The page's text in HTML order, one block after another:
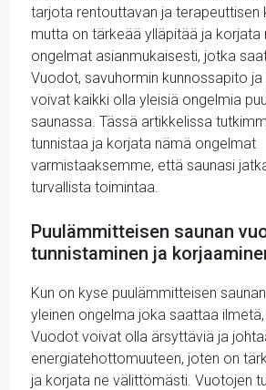
tarjota rentouttavan ja terapeuttisen
mutta on tärkeää ylläpitää ja korjata
ongelmat asianmukaisesti, jotka
Vuodot, savuhormin kunnossapito ja
voivat kaikki olla yleisiä ongelmia
saunassa. Tässä artikkelissa
tunnistaa ja korjata nämä ongelmat
varmistaaksemme, että saunasi
turvallista toimintaa.
Puulämmitteisen saunan
tunnistaminen ja
Kun on kyse puulämmitteisen
yleinen ongelma joka saattaa
Vuodot voivat olla ärsyttäviä ja
energiatehottomuuteen, joten on
ja korjata ne välittömästi. Vuotojen